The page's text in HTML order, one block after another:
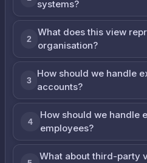
systems?
2
What does this view
organisation?
3
How should we handle
accounts?
4
How should we handle
employees?
What about third-party